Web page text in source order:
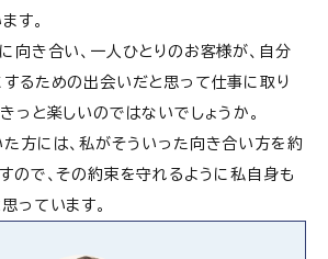
す。
向き合い、一人ひとりのお客様が、自分
るための出会いだと思って仕事に取り
っと楽しいのではないでしょうか。
方には、私がそういった向き合い方を約
ので、その約束を守れるように私自身も
っています。